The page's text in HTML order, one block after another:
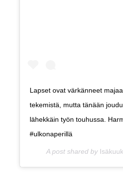
Lapset ovat värkänneet
tekemistä, mutta tänään
lähekkäin työn touhussa.
#ulkonaperillä
A post shared by